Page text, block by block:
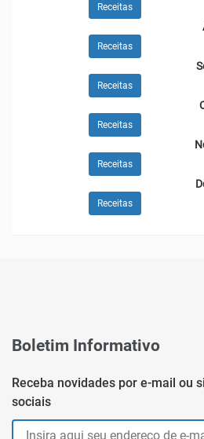
Receitas
Receitas
Receitas
Receitas
Receitas
Receitas
Boletim Informativo
Receba novidades por e-mail ou
sociais